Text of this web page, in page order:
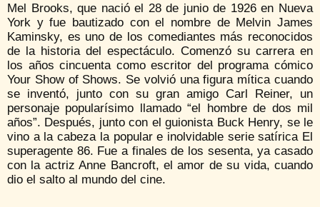
Mel Brooks, que nació el 28 de junio de 1926 en Nueva
York y fue bautizado con el nombre de Melvin James
Kaminsky, es uno de los comediantes más reconocidos
de la historia del espectáculo. Comenzó su carrera en
los años cincuenta como escritor del programa cómico
Your Show of Shows. Se volvió una figura mítica cuando
se inventó, junto con su gran amigo Carl Reiner, un
personaje popularísimo llamado “el hombre de dos mil
años”. Después, junto con el guionista Buck Henry, se le
vino a la cabeza la popular e inolvidable serie satírica El
superagente 86. Fue a finales de los sesenta, ya casado
con la actriz Anne Bancroft, el amor de su vida, cuando
dio el salto al mundo del cine.